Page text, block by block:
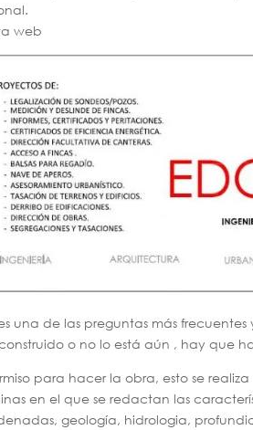
web
una de las preguntas más
o no lo está aún , hay que
para hacer la obra, esto se
en el que se redactan las
geología, hidrologia,